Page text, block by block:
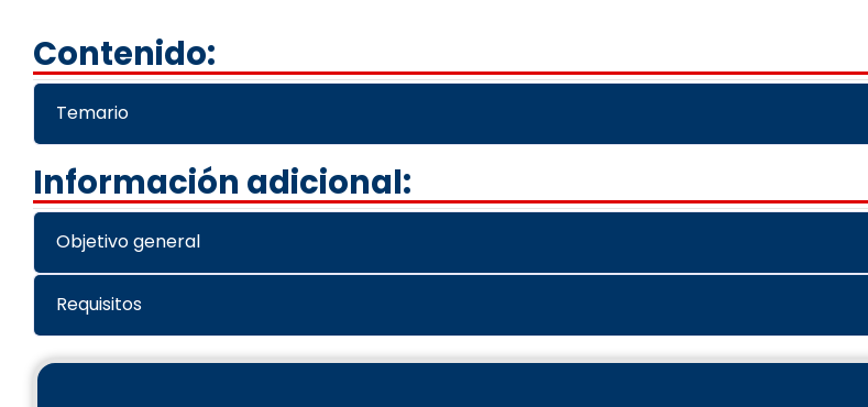
Contenido:
Temario
Información adicional:
Objetivo general
Requisitos